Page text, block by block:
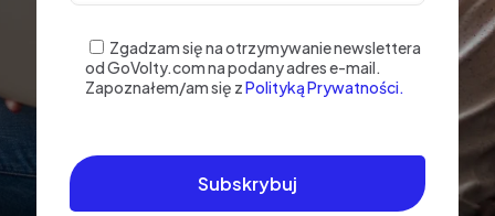
Zgadzam się na otrzymywanie newslettera
od GoVolty.com na podany adres e-mail.
Zapoznałem/am się zPolityką Prywatności.